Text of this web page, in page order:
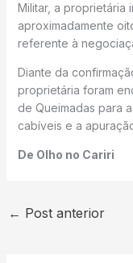
Militar, a proprietária
aproximadamente
referente à
Diante da
proprietária foram
de Queimadas para
cabíveis e a
De Olho no Cariri
← Post anterior